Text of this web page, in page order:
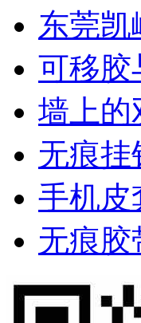
东莞凯
可移胶
墙上的
无痕挂
手机皮
无痕胶